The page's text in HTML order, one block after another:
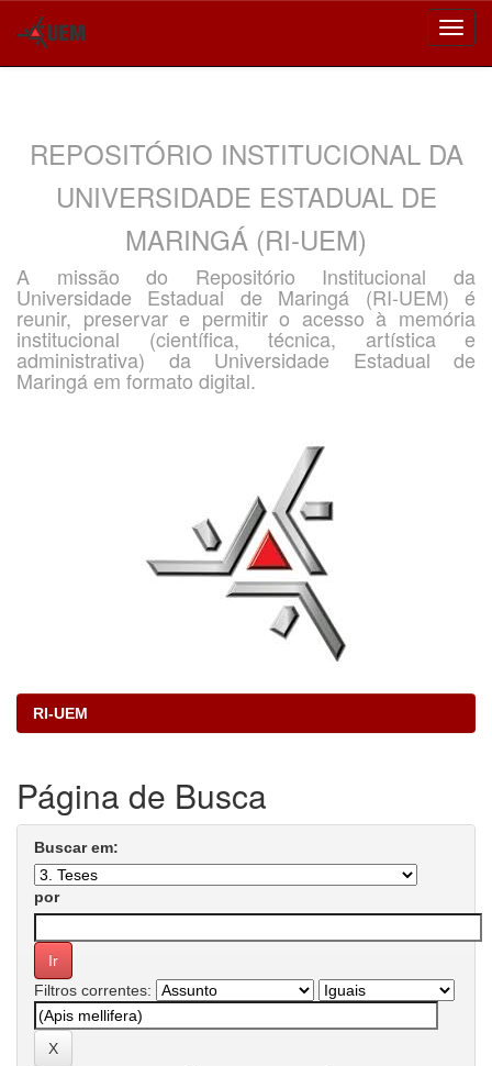
REPOSITÓRIO INSTITUCIONAL DA
UNIVERSIDADE ESTADUAL DE
MARINGÁ (RI-UEM)
A missão do Repositório Institucional da
Universidade Estadual de Maringá (RI-UEM) é
reunir, preservar e permitir o acesso à memória
institucional (científica, técnica, artística e
administrativa) da Universidade Estadual de
Maringá em formato digital.
RI-UEM
Página de Busca
Buscar em:
por
Filtros correntes: